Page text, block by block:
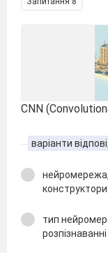
CNN
варіанти
конструктори
тип